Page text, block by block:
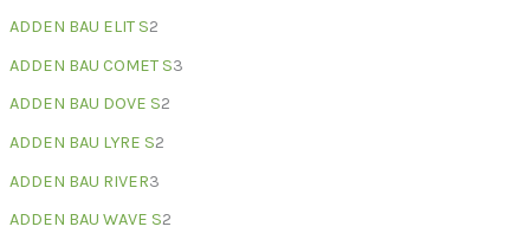
ADDEN BAU ELIT S2
ADDEN BAU COMET S3
ADDEN BAU DOVE S2
ADDEN BAU LYRE S2
ADDEN BAU RIVER3
ADDEN BAU WAVE S2